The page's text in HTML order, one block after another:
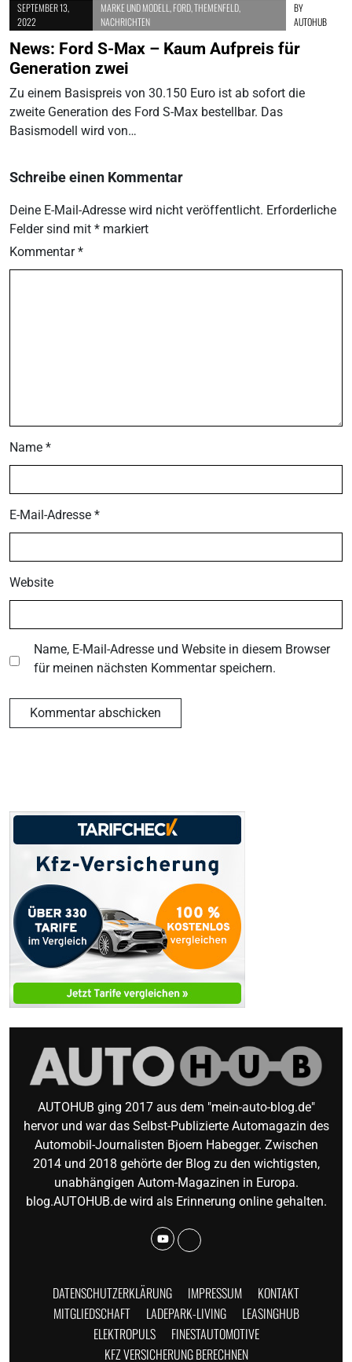
SEPTEMBER 13,
2022
MARKE UND MODELL FORD, THEMENFELD,
NACHRICHTEN
BY
AUTOHUB
News: Ford S-Max – Kaum Aufpreis für
Generation zwei
Zu einem Basispreis von 30.150 Euro ist ab sofort die
zweite Generation des Ford S-Max bestellbar. Das
Basismodell wird von…
Schreibe einen Kommentar
Deine E-Mail-Adresse wird nicht veröffentlicht. Erforderliche
Felder sind mit * markiert
Kommentar*
Name *
E-Mail-Adresse *
Website
Name, E-Mail-Adresse und Website in diesem Browser
für meinen nächsten Kommentar speichern.
AUTOHUB ging 2017 aus dem "mein-auto-blog.de"
hervor und war das Selbst-Publizierte Automagazin des
Automobil-Journalisten Bjoern Habegger. Zwischen
2014 und 2018 gehörte der Blog zu den wichtigsten,
unabhängigen Autom-Magazinen in Europa.
blog.AUTOHUB.de wird als Erinnerung online gehalten.
DATENSCHUTZERKLÄRUNG IMPRESSUM
KONTAKT
MITGLIEDSCHAFT
LADEPARK-LIVING
LEASINGHUB
ELEKTROPULS
FINESTAUTOMOTIVE
KFZ VERSICHERUNG BERECHNEN